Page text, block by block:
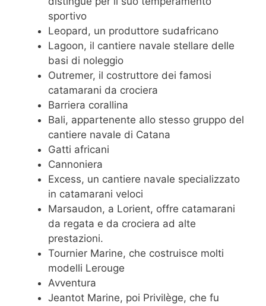
sportivo
Leopard, un produttore sudafricano
Lagoon, il cantiere navale stellare delle
basi di noleggio
Outremer, il costruttore dei famosi
catamarani da crociera
Barriera corallina
Bali, appartenente allo stesso gruppo del
cantiere navale di Catana
Gatti africani
Cannoniera
Excess, un cantiere navale specializzato
in catamarani veloci
Marsaudon, a Lorient, offre catamarani
da regata e da crociera ad alte
prestazioni.
Tournier Marine, che costruisce molti
modelli Lerouge
Avventura
Jeantot Marine, poi Privilège, che fu